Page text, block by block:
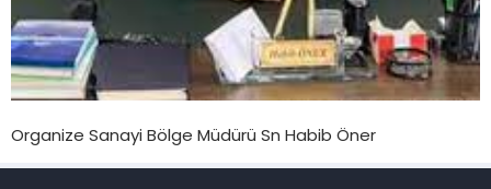
Organize Sanayi Bölge Müdürü Sn Habib Öner